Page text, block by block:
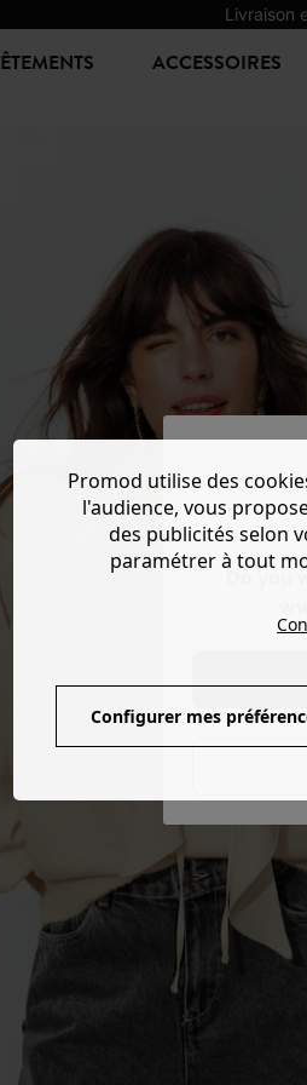
Do you
VÊTEMENTS ACCESSOIRES
Promod utilise des
l'audience, vous
des publicités selon
paramétrer à tout
Configurer mes